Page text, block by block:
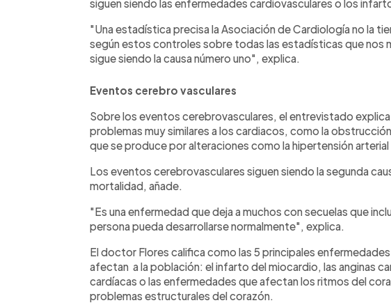
siguen siendo las enfermedades cardiovasculares o los
"Una estadística precisa la Asociación de Cardiología no la
según estos controles sobre todas las estadísticas que nos
sigue siendo la causa número uno", explica.
Eventos cerebro vasculares
Sobre los eventos cerebrovasculares, el entrevistado
problemas muy similares a los cardiacos, como la
que se produce por alteraciones como la hipertensión arterial
Los eventos cerebrovasculares siguen siendo la segunda
mortalidad, añade.
"Es una enfermedad que deja a muchos con secuelas que
persona pueda desarrollarse normalmente", explica.
El doctor Flores califica como las 5 principales
afectan a la población: el infarto del miocardio, las anginas
cardíacas o las enfermedades que afectan los ritmos del
problemas estructurales del corazón.